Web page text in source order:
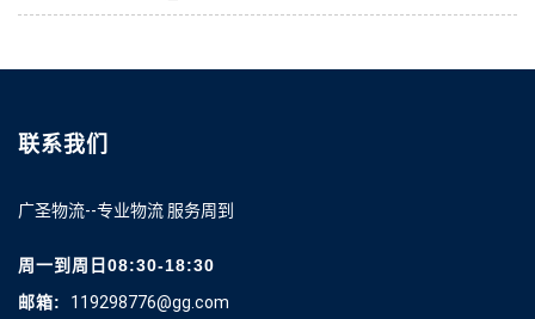
联系我们
广圣物流--专业物流 服务周到
周一到周日08:30-18:30
邮箱:
119298776@gg.com